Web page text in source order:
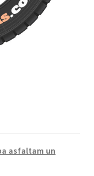
asfaltam un